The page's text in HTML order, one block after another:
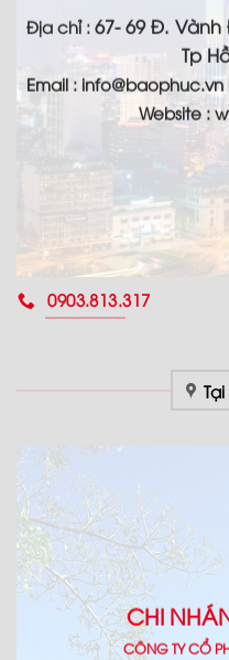
Địa chỉ : 67- 69 Đ.
Tp
Email :
Website :
0903.813.317
CHI
CÔNG TY CỔ